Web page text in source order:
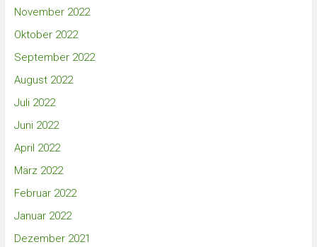
November 2022
Oktober 2022
September 2022
August 2022
Juli 2022
Juni 2022
April 2022
März 2022
Februar 2022
Januar 2022
Dezember 2021